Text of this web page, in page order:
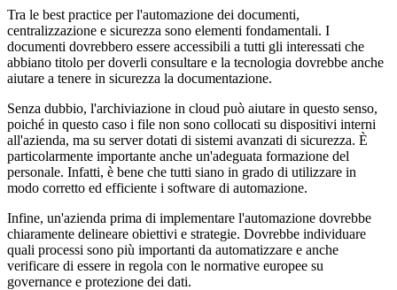
Tra le best practice per l'automazione dei documenti,
centralizzazione e sicurezza sono elementi fondamentali. I
documenti dovrebbero essere accessibili a tutti gli interessati che
abbiano titolo per doverli consultare e la tecnologia dovrebbe anche
aiutare a tenere in sicurezza la documentazione.
Senza dubbio, l'archiviazione in cloud può aiutare in questo senso,
poiché in questo caso i file non sono collocati su dispositivi interni
all'azienda, ma su server dotati di sistemi avanzati di sicurezza. È
particolarmente importante anche un'adeguata formazione del
personale. Infatti, è bene che tutti siano in grado di utilizzare in
modo corretto ed efficiente i software di automazione.
Infine, un'azienda prima di implementare l'automazione dovrebbe
chiaramente delineare obiettivi e strategie. Dovrebbe individuare
quali processi sono più importanti da automatizzare e anche
verificare di essere in regola con le normative europee su
governance e protezione dei dati.